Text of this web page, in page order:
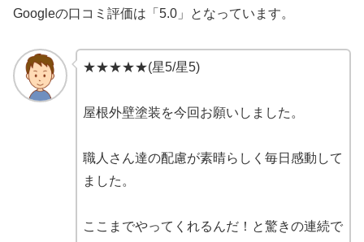
Googleの口コミ評価は「5.0」となっています。
★★★★★(星5/星5)
屋根外壁塗装を今回お願いしました。
職人さん達の配慮が素晴らしく毎日感動して
ました。
ここまでやってくれるんだ！と驚きの連続で